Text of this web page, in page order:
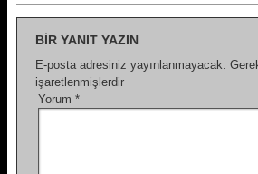
BIR YANIT YAZIN
E-posta adresiniz yayınlanmayacak.
işaretlenmişlerdir
Yorum *